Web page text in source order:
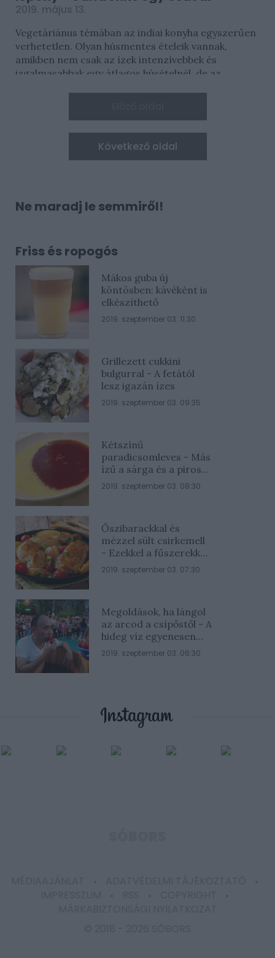
2019. május 13.
Vegetáriánus témában az indiai konyha egyszerűen
verhetetlen. Olyan húsmentes ételeik vannak,
amikben nem csak az ízek intenzívebbek és
izgalmasabbak egy átlagos húsételnél, de az...
Következő oldal
Friss és ropogós
Mákos guba új
köntösben: kávéként is
elkészíthető
2019. szeptember 03. 11:30
Grillezett cukkini
bulgurral - A fetától
lesz igazán ízes
2019. szeptember 03. 09:35
Kétszínű
paradicsomleves - Más
ízű a sárga és a piros
rész
2019. szeptember 03. 08:30
Őszibarackkal és
mézzel sült csirkemell
- Ezekkel a fűszerekkel
lesz a legfinomabb
2019. szeptember 03. 07:30
Megoldások, ha lángol
az arcod a csípőstől - A
hideg víz egyenesen
rossz ötlet
2019. szeptember 03. 06:30
Ne maradj le semmiről!